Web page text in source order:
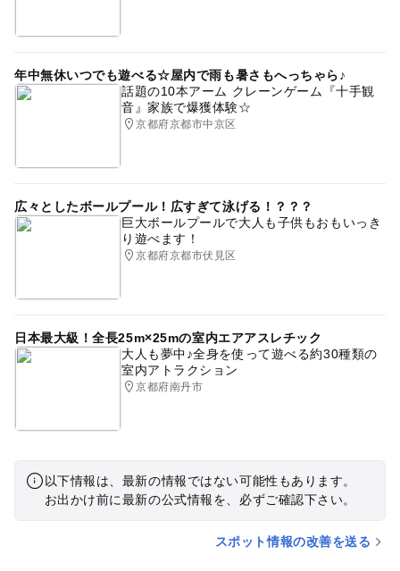
年中無休いつでも遊べる☆屋内で雨も暑さもへっちゃら♪
話題の10本アーム クレーンゲーム『十手観
音』家族で爆獲体験☆
京都府京都市中京区
広々としたボールプール！広すぎて泳げる！？？？
巨大ボールプールで大人も子供もおもいっき
り遊べます！
京都府京都市伏見区
日本最大級！全長25m×25mの室内エアアスレチック
大人も夢中♪全身を使って遊べる約30種類の
室内アトラクション
京都府南丹市
以下情報は、最新の情報ではない可能性もあります。
お出かけ前に最新の公式情報を、必ずご確認下さい。
スポット情報の改善を送る